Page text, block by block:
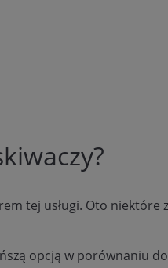
tej usługi. Oto niektóre
opcją w porównaniu